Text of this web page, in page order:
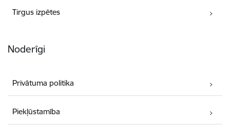
Tirgus izpētes
Noderīgi
Privātuma politika
Piekļūstamība